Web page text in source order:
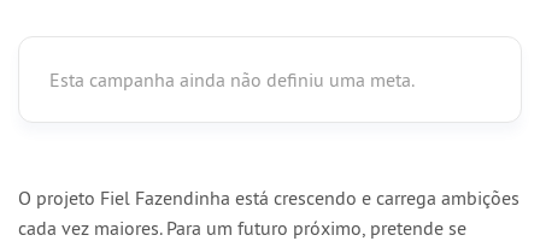
Esta campanha ainda não definiu uma meta.
O projeto Fiel Fazendinha está crescendo e carrega ambições
cada vez maiores. Para um futuro próximo, pretende se